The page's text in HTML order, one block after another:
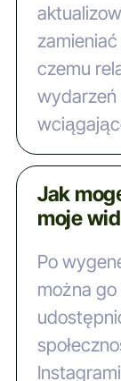
czemu
wydarzeń
Jak
moje
Po
można